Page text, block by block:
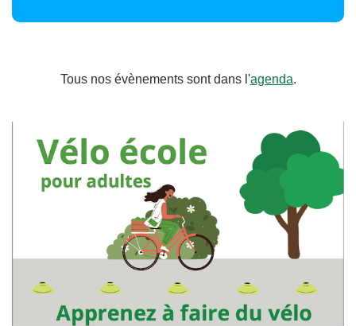
Tous nos évènements sont dans l'agenda.